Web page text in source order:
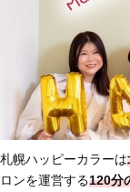
札幌ハッピーカラーは
ロンを運営する120分